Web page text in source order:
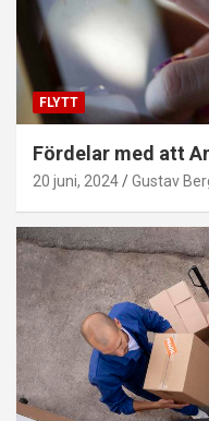
FLYTT
Fördelar med att
20 juni, 2024 Gustav